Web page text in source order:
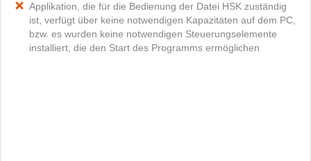
Applikation, die für die Bedienung der Datei HSK zuständig
ist, verfügt über keine notwendigen Kapazitäten auf dem PC,
bzw. es wurden keine notwendigen Steuerungselemente
installiert, die den Start des Programms ermöglichen